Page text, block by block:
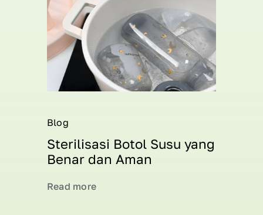
Blog
Sterilisasi Botol Susu yang
Benar dan Aman
Read more